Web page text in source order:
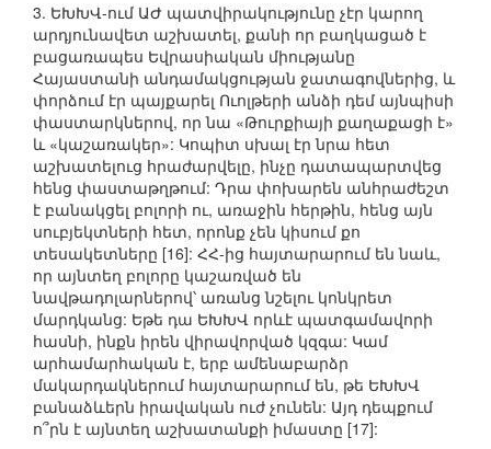
3. ԵԽԽՎ-ում ԱԺ պատվիրակությունը չէր կարող
արդյունավետ աշխատել, քանի որ բաղկացած է
բացառապես Եվրասիական միությանը
Հայաստանի անդամակցության ջատագովներից, և
փորձում էր պայքարել Ուոլթերի անձի դեմ այնպիսի
փաստարկներով, որ նա «Թուրքիայի քաղաքացի է»
և «կաշառակեր»: Կոպիտ սխալ էր նրա հետ
աշխատելուց հրաժարվելը, ինչը դատապարտվեց
հենց փաստաթղթում: Դրա փոխարեն անհրաժեշտ
է բանակցել բոլորի ու, առաջին հերթին, հենց այն
սուբյեկտների հետ, որոնք չեն կիսում քո
տեսակետները [16]: ՀՀ-ից հայտարարում են նաև,
որ այնտեղ բոլորը կաշառված են
նավթադոլարներով՝ առանց նշելու կոնկրետ
մարդկանց: Եթե դա ԵԽԽՎ որևէ պատգամավորի
հասնի, ինքն իրեն վիրավորված կզգա: Կամ
արհամարհական է, երբ ամենաբարձր
մակարդակներում հայտարարում են, թե ԵԽԽՎ
բանաձևերն իրավական ուժ չունեն: Այդ դեպքում
ո՞րն է այնտեղ աշխատանքի իմաստը [17]: